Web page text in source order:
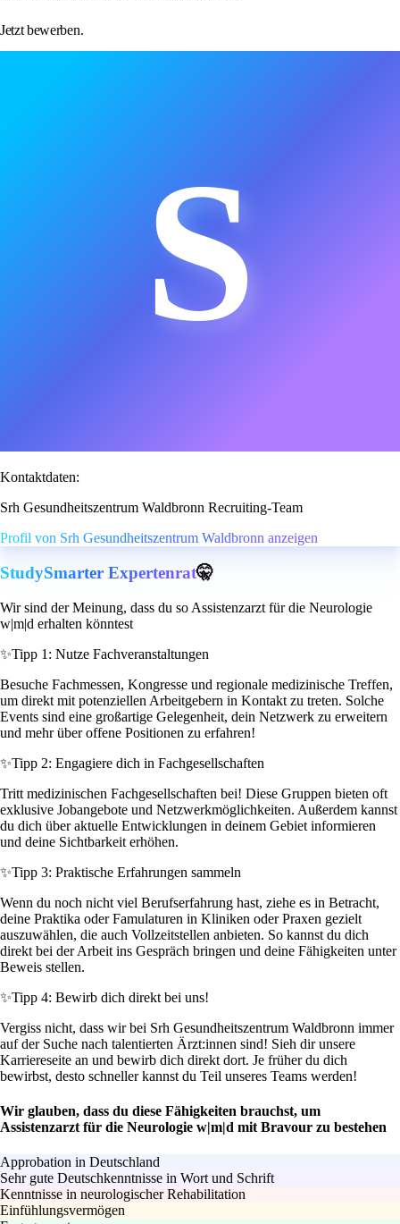
Jetzt bewerben.
S
Kontaktdaten:
Srh Gesundheitszentrum Waldbronn Recruiting-Team
Profil von Srh Gesundheitszentrum Waldbronn anzeigen
StudySmarter Expertenrat🤫
Wir sind der Meinung, dass du so Assistenzarzt für die Neurologie
w|m|d erhalten könntest
✨Tipp 1: Nutze Fachveranstaltungen
Besuche Fachmessen, Kongresse und regionale medizinische Treffen,
um direkt mit potenziellen Arbeitgebern in Kontakt zu treten. Solche
Events sind eine großartige Gelegenheit, dein Netzwerk zu erweitern
und mehr über offene Positionen zu erfahren!
✨Tipp 2: Engagiere dich in Fachgesellschaften
Tritt medizinischen Fachgesellschaften bei! Diese Gruppen bieten oft
exklusive Jobangebote und Netzwerkmöglichkeiten. Außerdem kannst
du dich über aktuelle Entwicklungen in deinem Gebiet informieren
und deine Sichtbarkeit erhöhen.
✨Tipp 3: Praktische Erfahrungen sammeln
Wenn du noch nicht viel Berufserfahrung hast, ziehe es in Betracht,
deine Praktika oder Famulaturen in Kliniken oder Praxen gezielt
auszuwählen, die auch Vollzeitstellen anbieten. So kannst du dich
direkt bei der Arbeit ins Gespräch bringen und deine Fähigkeiten unter
Beweis stellen.
✨Tipp 4: Bewirb dich direkt bei uns!
Vergiss nicht, dass wir bei Srh Gesundheitszentrum Waldbronn immer
auf der Suche nach talentierten Ärzt:innen sind! Sieh dir unsere
Karriereseite an und bewirb dich direkt dort. Je früher du dich
bewirbst, desto schneller kannst du Teil unseres Teams werden!
Wir glauben, dass du diese Fähigkeiten brauchst, um
Assistenzarzt für die Neurologie w|m|d mit Bravour zu bestehen
Approbation in Deutschland
Sehr gute Deutschkenntnisse in Wort und Schrift
Kenntnisse in neurologischer Rehabilitation
Einfühlungsvermögen